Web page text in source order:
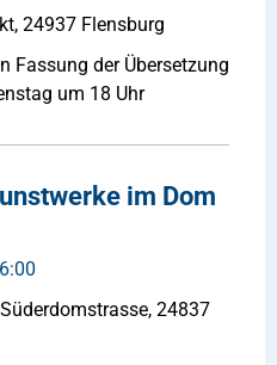
24937 Flensburg
Fassung der Übersetzung
um 18 Uhr
im Dom
24837